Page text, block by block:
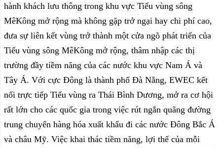
hành khách lưu thông trong khu vực Tiểu vùng sông
MêKông mở rộng mà không gặp trở ngại hay chi phí cao,
đưa sự liên kết vùng trở thành một cửa ngõ phát triển của
Tiểu vùng sông MêKông mở rộng, thâm nhập các thị
trường đầy tiềm năng của các nước khu vực Nam Á và
Tây Á. Với cực Đông là thành phố Đà Nẵng, EWEC kết
nối trực tiếp Tiểu vùng ra Thái Bình Dương, mở ra cơ hội
rất lớn cho các quốc gia trong việc rút ngắn quãng đường
trung chuyển hàng hóa xuất khẩu đi các nước Đông Bắc Á
và châu Mỹ. Việc khai thác tiềm năng, lợi thế của mỗi